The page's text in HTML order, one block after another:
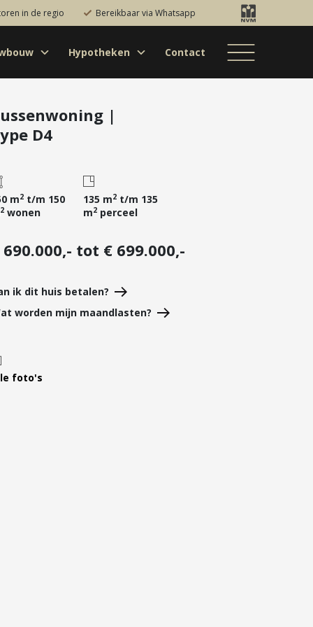
Projectontwikkelaars
Leer ons kennen
in de regio Bereikbaar via Whatsapp
Bestaande bouw
Nieuwbouw
Bedrijfsaanbod
Internationaal
Nieuwbouw
Hypotheken
oversluiten
Starterslening
Financiële check
Duurzame
Banken
Contact
|
D4
m2 t/m 150
2 wonen
135 m2 t/m 135
m2 perceel
690.000,- tot € 699.000,-
ik dit huis betalen?
worden mijn maandlasten?
foto's